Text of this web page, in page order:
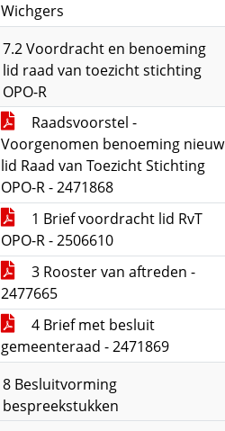
Wichgers
7.2 Voordracht en benoeming
lid raad van toezicht stichting
OPO-R
Raadsvoorstel -
Voorgenomen benoeming nieuw
lid Raad van Toezicht Stichting
OPO-R - 2471868
1 Brief voordracht lid RvT
OPO-R - 2506610
3 Rooster van aftreden -
2477665
4 Brief met besluit
gemeenteraad - 2471869
8 Besluitvorming
bespreekstukken